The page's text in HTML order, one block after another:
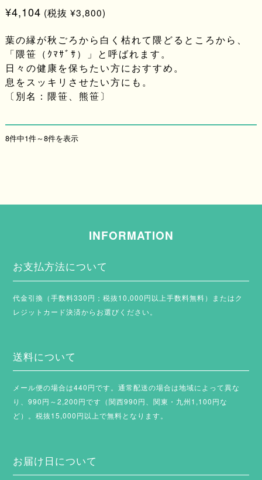
¥4,104 (税抜 ¥3,800)
葉の縁が秋ごろから白く枯れて隈どるところから、
「隈笹（ｸﾏｻﾞｻ）」と呼ばれます。
日々の健康を保ちたい方におすすめ。
息をスッキリさせたい方にも。
〔別名：隈笹、熊笹〕
8件中1件～8件を表示
INFORMATION
お支払方法について
代金引換（手数料330円；税抜10,000円以上手数料無料）またはク
レジットカード決済からお選びください。
送料について
メール便の場合は440円です。通常配送の場合は地域によって異な
り、990円～2,200円です（関西990円、関東・九州1,100円な
ど）。税抜15,000円以上で無料となります。
お届け日について